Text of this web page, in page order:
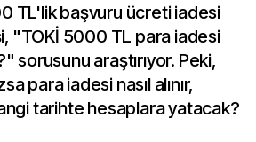
TL'lik başvuru ücreti iadesi
"TOKİ 5000 TL para iadesi
sorusunu araştırıyor. Peki,
para iadesi nasıl alınır,
tarihte hesaplara yatacak?